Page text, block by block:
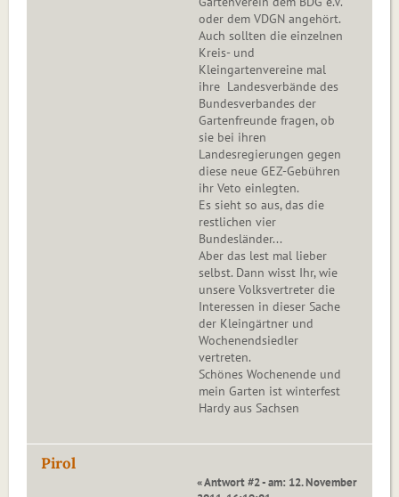
oder dem VDGN angehört.
Auch sollten die einzelnen
Kreis- und
Kleingartenvereine mal
ihre Landesverbände des
Bundesverbandes der
Gartenfreunde fragen, ob
sie bei ihren
Landesregierungen gegen
diese neue GEZ-Gebühren
ihr Veto einlegten.
Es sieht so aus, das die
restlichen vier
Bundesländer...
Aber das lest mal lieber
selbst. Dann wisst Ihr, wie
unsere Volksvertreter die
Interessen in dieser Sache
der Kleingärtner und
Wochenendsiedler
vertreten.
Schönes Wochenende und
mein Garten ist winterfest
Hardy aus Sachsen
Pirol
« Antwort #2 - am: 12. November